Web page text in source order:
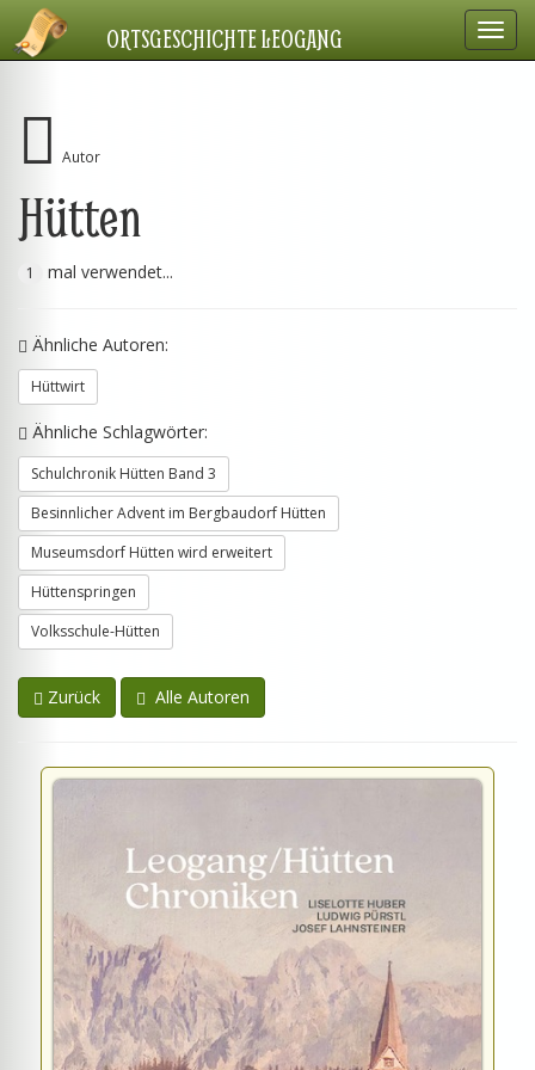
ORTSGESCHICHTE LEOGANG
Autor
Hütten
1 mal verwendet...
Ähnliche Autoren:
Hüttwirt
Ähnliche Schlagwörter:
Schulchronik Hütten Band 3
Besinnlicher Advent im Bergbaudorf Hütten
Museumsdorf Hütten wird erweitert
Hüttenspringen
Volksschule-Hütten
Zurück Alle Autoren